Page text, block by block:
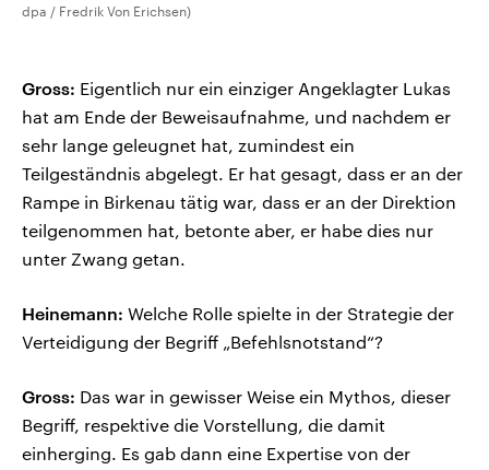
dpa / Fredrik Von Erichsen)
Gross: Eigentlich nur ein einziger Angeklagter Lukas
hat am Ende der Beweisaufnahme, und nachdem er
sehr lange geleugnet hat, zumindest ein
Teilgeständnis abgelegt. Er hat gesagt, dass er an der
Rampe in Birkenau tätig war, dass er an der Direktion
teilgenommen hat, betonte aber, er habe dies nur
unter Zwang getan.
Heinemann: Welche Rolle spielte in der Strategie der
Verteidigung der Begriff „Befehlsnotstand“?
Gross: Das war in gewisser Weise ein Mythos, dieser
Begriff, respektive die Vorstellung, die damit
einherging. Es gab dann eine Expertise von der